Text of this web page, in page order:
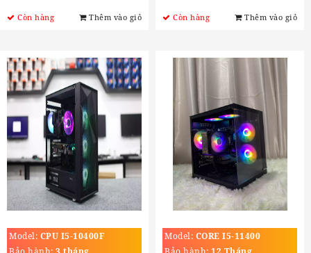
Còn hàng Thêm vào giỏ Còn hàng Thêm vào giỏ
Model: CPU I5-10400F
Model: CORE I5-11400